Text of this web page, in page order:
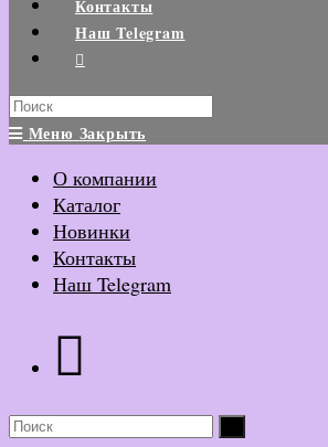
Контакты
Наш Telegram
Search
thisМеню Закрыть
О компании
Каталог
Новинки
Контакты
Наш Telegram